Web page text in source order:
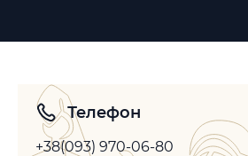
Телефон
+38(093) 970-06-80